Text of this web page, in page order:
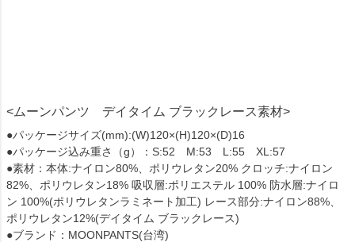
<ムーンパンツ デイタイム ブラックレース素材>
●パッケージサイズ(mm):(W)120×(H)120×(D)16
●パッケージ込み重さ（g）：S:52 M:53 L:55 XL:57
●素材：本体:ナイロン80%、ポリウレタン20% クロッチ:ナイロン
82%、ポリウレタン18% 吸収層:ポリエステル 100% 防水層:ナイロ
ン 100%(ポリウレタンラミネート加工) レース部分:ナイロン88%、
ポリウレタン12%(デイタイム ブラックレース)
●ブランド：MOONPANTS(台湾)